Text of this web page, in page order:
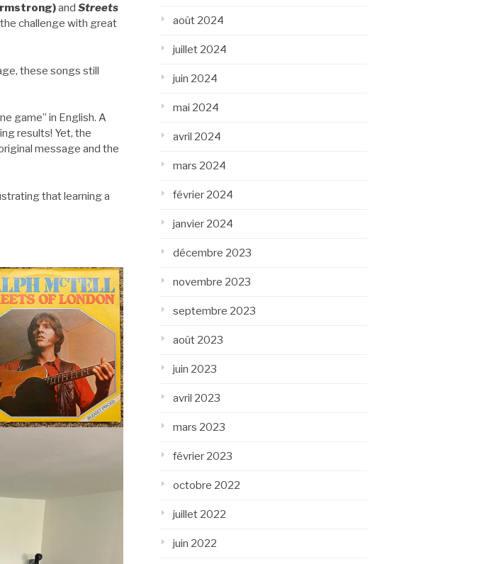
and Streets
challenge with great
these songs still
game” in English. A
results! Yet, the
message and the
that learning a
août 2024
juillet 2024
juin 2024
mai 2024
avril 2024
mars 2024
février 2024
janvier 2024
décembre 2023
novembre 2023
septembre 2023
août 2023
juin 2023
avril 2023
mars 2023
février 2023
octobre 2022
juillet 2022
juin 2022